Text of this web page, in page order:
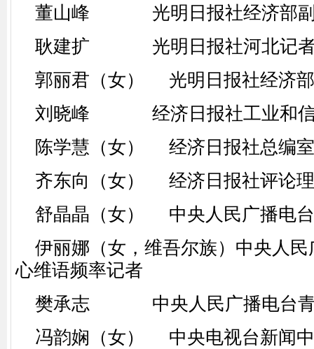
董山峰 光明日报社经济部副
耿建扩 光明日报社河北记者
郭丽君（女） 光明日报社经济
刘晓峰 经济日报社工业和信
陈学慧（女） 经济日报社总编
齐东向（女） 经济日报社评论理
舒晶晶（女） 中央人民广播电台
伊丽娜（女，维吾尔族）中央人民
心维语频率记者
樊承志 中央人民广播电台青
冯韵娴（女） 中央电视台新闻中